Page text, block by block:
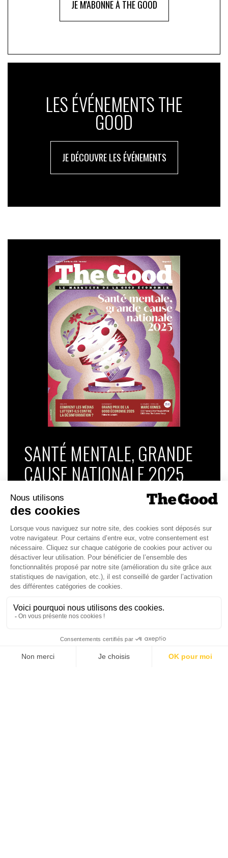
JE M'ABONNE À THE GOOD
LES ÉVÉNEMENTS THE
GOOD
JE DÉCOUVRE LES ÉVÉNEMENTS
SANTÉ MENTALE, GRANDE
CAUSE NATIONALE 2025
Dans ce numéro, enquête : Comment les
médias luttent-ils contre la désinformation ? |
Palmarès complet du Grand Prix de la Good
Économie 2025 | La grande interview de Marc
Gomes, CEO France & Chief People Officer
EMEA chez The Adecco Group
J'ACHÈTE LE NUMÉRO
JE M'ABONNE 1 AN - 4 NUM.